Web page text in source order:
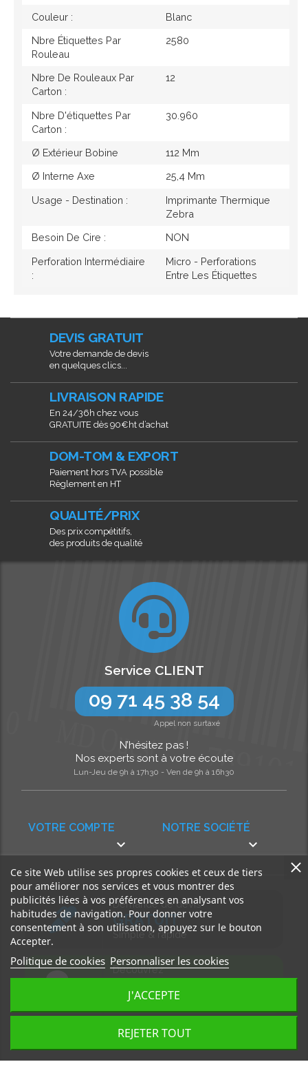
Couleur : Blanc
Nbre Étiquettes Par
Rouleau
2580
Nbre De Rouleaux Par
Carton :
12
Nbre D'étiquettes Par
Carton :
30.960
Ø Extérieur Bobine 112 Mm
Ø Interne Axe 25,4 Mm
Usage - Destination :
Imprimante Thermique
Zebra
Besoin De Cire : NON
Perforation Intermédiaire
:
Micro - Perforations
Entre Les Étiquettes
DEVIS GRATUIT
Votre demande de devis
en quelques clics...
LIVRAISON RAPIDE
En 24/36h chez vous
GRATUITE dès 90€ht d’achat
DOM-TOM & EXPORT
Paiement hors TVA possible
Règlement en HT
QUALITÉ/PRIX
Des prix compétitifs,
des produits de qualité
NOTRE SOCIÉTÉ

VOTRE COMPTE

Service CLIENT
09 71 45 38 54
Appel non surtaxé
N’hésitez pas !
Nos experts sont à votre écoute
Lun-Jeu de 9h à 17h30 - Ven de 9h à 16h30
Demande de devis
GRATUIT
Simple & rapide
Découvrez
Accédez à nos articles
Ce site Web utilise ses propres cookies et ceux de tiers
pour améliorer nos services et vous montrer des
publicités liées à vos préférences en analysant vos
habitudes de navigation. Pour donner votre
consentement à son utilisation, appuyez sur le bouton
Accepter.
Politique de cookies Personnaliser les cookies
REJETER TOUT
J'ACCEPTE
Tous droits réservés, MD Ouest © 2026